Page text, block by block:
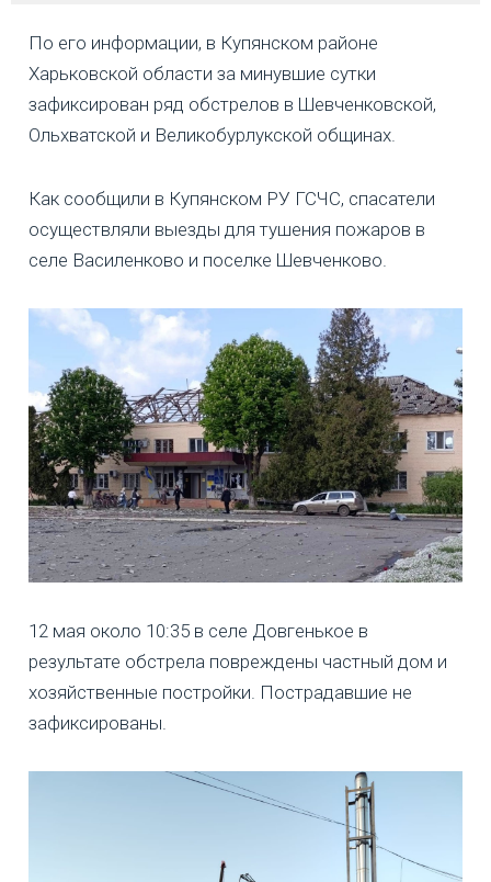
По его информации, в Купянском районе
Харьковской области за минувшие сутки
зафиксирован ряд обстрелов в Шевченковской,
Ольхватской и Великобурлукской общинах.
Как сообщили в Купянском РУ ГСЧС, спасатели
осуществляли выезды для тушения пожаров в
селе Василенково и поселке Шевченково.
12 мая около 10:35 в селе Довгенькое в
результате обстрела повреждены частный дом и
хозяйственные постройки. Пострадавшие не
зафиксированы.